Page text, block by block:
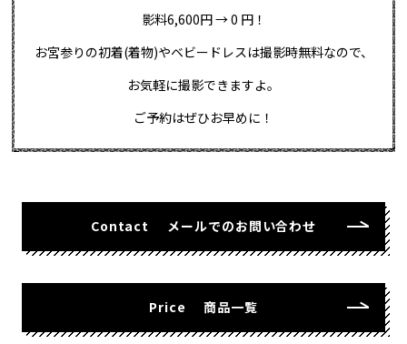
影料6,600円 → 0 円！
お宮参りの初着(着物)やベビードレスは撮影時無料なので、
お気軽に撮影できますよ。
ご予約はぜひお早めに！
Contact メールでのお問い合わせ
Price 商品一覧